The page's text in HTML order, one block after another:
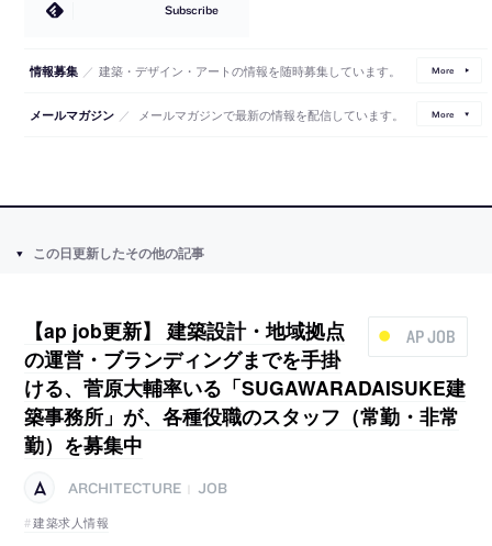
Subscribe
情報募集 ／ 建築・デザイン・アートの情報を随時募集しています。 More
メールマガジン ／ メールマガジンで最新の情報を配信しています。 More
この日更新したその他の記事
AP JOB
【ap job更新】 建築設計・地域拠点
の運営・ブランディングまでを手掛
ける、菅原大輔率いる「SUGAWARADAISUKE建
築事務所」が、各種役職のスタッフ（常勤・非常
勤）を募集中
ARCHITECTURE
JOB
建築求人情報